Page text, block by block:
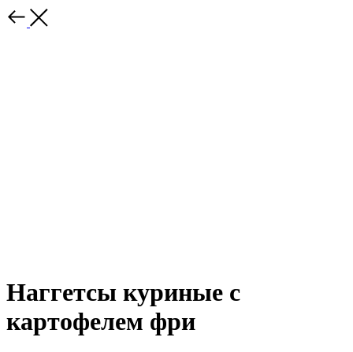
Наггетсы куриные с
картофелем фри